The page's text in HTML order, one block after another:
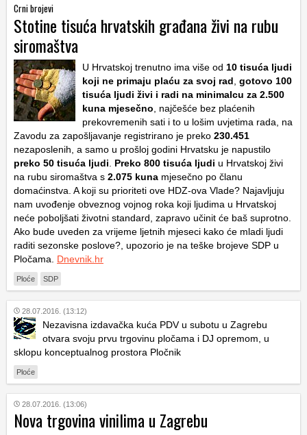
Crni brojevi
Stotine tisuća hrvatskih građana živi na rubu
siromaštva
U Hrvatskoj trenutno ima više od 10 tisuća ljudi
koji ne primaju plaću za svoj rad gotovo 100
tisuća ljudi živi i radi na minimalcu za 2.500
kuna mjesečno , najčešće bez plaćenih
prekovremenih sati i to u lošim uvjetima rada, na
Zavodu za zapošljavanje registrirano je preko 230.451
nezaposlenih, a samo u prošloj godini Hrvatsku je napustilo
preko 50 tisuća ljudi
Preko 800 tisuća ljudi u Hrvatskoj živi
na rubu siromaštva s 2.075 kuna mjesečno po članu
domaćinstva. A koji su prioriteti ove HDZ-ova Vlade? Najavljuju
nam uvođenje obveznog vojnog roka koji ljudima u Hrvatskoj
neće poboljšati životni standard, zapravo učinit će baš suprotno.
Ako bude uveden za vrijeme ljetnih mjeseci kako će mladi ljudi
raditi sezonske poslove?, upozorio je na teške brojeve SDP u
Pločama. Dnevnik.hr
Ploće SDP
28.07.2016. (13:12)
Nezavisna izdavačka kuća PDV u subotu u Zagrebu
otvara svoju prvu trgovinu pločama i DJ opremom, u
sklopu konceptualnog prostora Pločnik
Ploće
28.07.2016. (13:06)
Nova trgovina vinilima u Zagrebu